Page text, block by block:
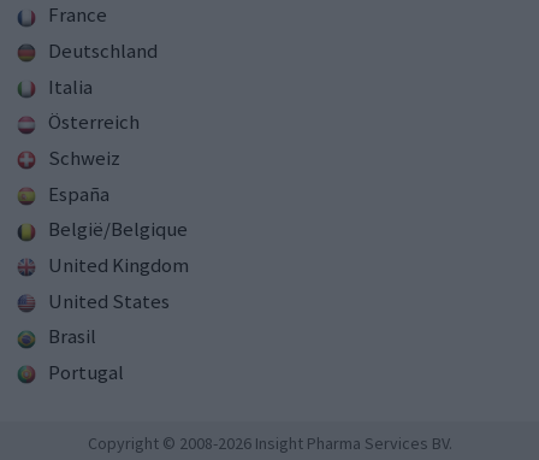
France
Deutschland
Italia
Österreich
Schweiz
España
België/Belgique
United Kingdom
United States
Brasil
Portugal
Copyright © 2008-2026 Insight Pharma Services BV.